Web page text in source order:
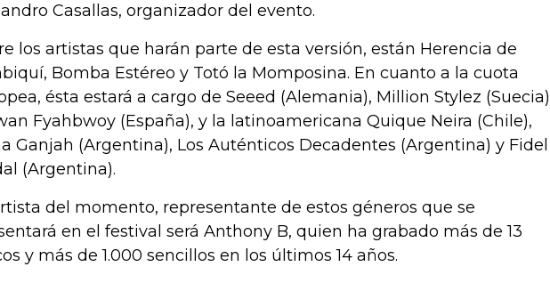
Casallas, organizador del evento.
los artistas que harán parte de esta versión, están Herencia de
Bomba Estéreo y Totó la Momposina. En cuanto a la cuota
ésta estará a cargo de Seeed (Alemania), Million Stylez (Suecia)
Fyahbwoy (España), y la latinoamericana Quique Neira (Chile),
Ganjah (Argentina), Los Auténticos Decadentes (Argentina) y Fidel
(Argentina).
del momento, representante de estos géneros que se
en el festival será Anthony B, quien ha grabado más de 13
y más de 1.000 sencillos en los últimos 14 años.